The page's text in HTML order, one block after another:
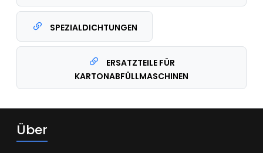
SPEZIALDICHTUNGEN
ERSATZTEILE FÜR
KARTONABFÜLLMASCHINEN
Über